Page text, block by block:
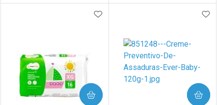
Laboratório
Por Menos
ADICIONAR AOS FAVORITOS
COMPRAR COMPRAR